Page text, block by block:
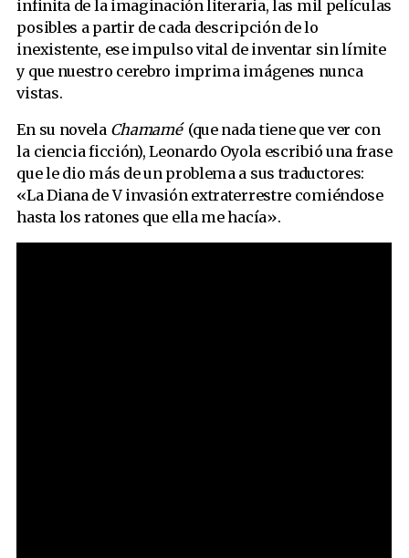
infinita de la imaginación literaria, las mil películas
posibles a partir de cada descripción de lo
inexistente, ese impulso vital de inventar sin límite
y que nuestro cerebro imprima imágenes nunca
vistas.
En su novela Chamamé(que nada tiene que ver con
la ciencia ficción), Leonardo Oyola escribió una frase
que le dio más de un problema a sus traductores:
«La Diana de V invasión extraterrestre comiéndose
hasta los ratones que ella me hacía».